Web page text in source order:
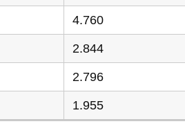
4.760
2.844
2.796
1.955